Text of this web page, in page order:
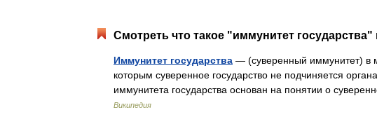
Смотреть что такое "иммунитет государства"
Иммунитет государства — (суверенный иммунитет) в
которым суверенное государство не подчиняется
иммунитета государства основан на понятии о
Википедия